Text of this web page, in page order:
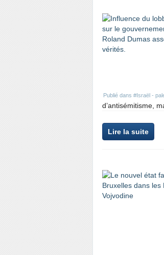
Publié dans #Israël -
d’antisémitisme,
Lire la suite